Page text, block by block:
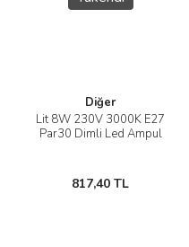
Diğer
Lit 8W 230V 3000K E27
Par30 Dimli Led Ampul
817,40 TL